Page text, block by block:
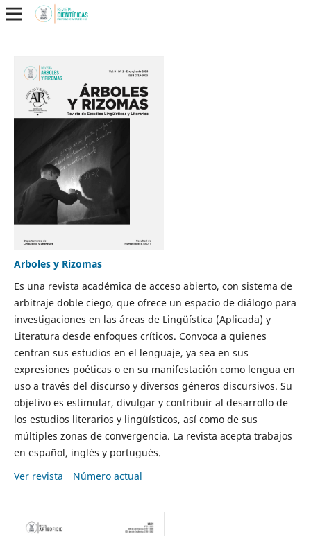
Arboles y Rizomas
Es una revista académica de acceso abierto, con sistema de
arbitraje doble ciego, que ofrece un espacio de diálogo para
investigaciones en las áreas de Lingüística (Aplicada) y
Literatura desde enfoques críticos. Convoca a quienes
centran sus estudios en el lenguaje, ya sea en sus
expresiones poéticas o en su manifestación como lengua en
uso a través del discurso y diversos géneros discursivos. Su
objetivo es estimular, divulgar y contribuir al desarrollo de
los estudios literarios y lingüísticos, así como de sus
múltiples zonas de convergencia. La revista acepta trabajos
en español, inglés y portugués.
Ver revista
Número actual